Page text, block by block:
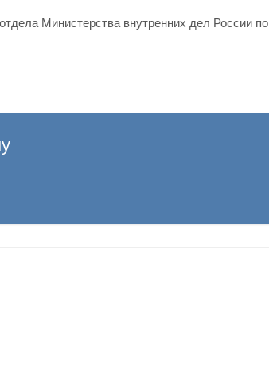
Министерства внутренних дел России по